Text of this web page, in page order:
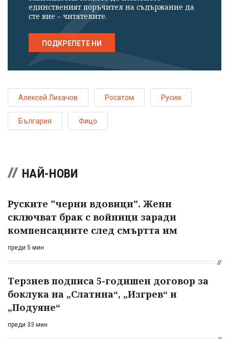
единственият поръчител на съдържание да
сте вие – читателите.
ПОДКРЕПЕТЕ НИ
Алексей Лихачов Росатом Русия
България Фицо
НАЙ-НОВИ
Руските "черни вдовици". Жени
сключват брак с войници заради
компенсациите след смъртта им
преди 5 мин
Терзиев подписа 5-годишен договор за
боклука на „Слатина“, „Изгрев“ и
„Подуяне“
преди 33 мин